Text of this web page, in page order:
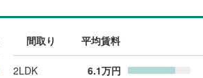
間取り 平均賃料
2LDK 6.1万円